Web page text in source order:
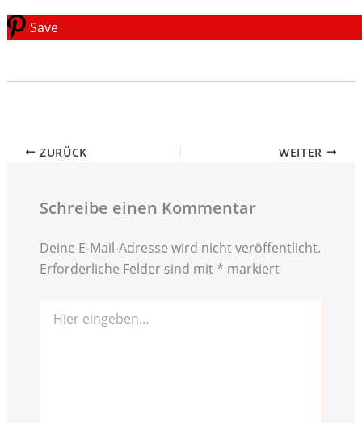
Save
ZURÜCK WEITER
Schreibe einen Kommentar
Deine E-Mail-Adresse wird nicht veröffentlicht.
Erforderliche Felder sind mit * markiert
eingeben…